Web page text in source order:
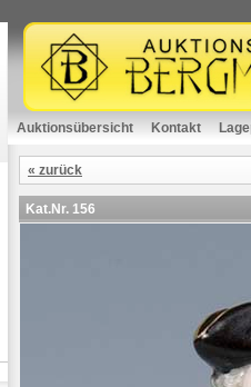
Auktionsübersicht Kontakt
« zurück
Kat.Nr. 156